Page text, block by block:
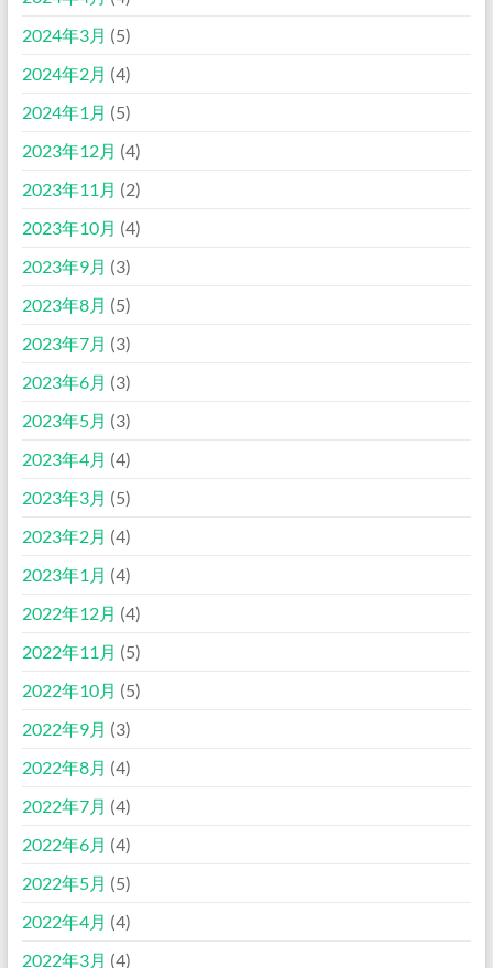
2024年3月 (5)
2024年2月 (4)
2024年1月 (5)
2023年12月 (4)
2023年11月 (2)
2023年10月 (4)
2023年9月 (3)
2023年8月 (5)
2023年7月 (3)
2023年6月 (3)
2023年5月 (3)
2023年4月 (4)
2023年3月 (5)
2023年2月 (4)
2023年1月 (4)
2022年12月 (4)
2022年11月 (5)
2022年10月 (5)
2022年9月 (3)
2022年8月 (4)
2022年7月 (4)
2022年6月 (4)
2022年5月 (5)
2022年4月 (4)
2022年3月 (4)